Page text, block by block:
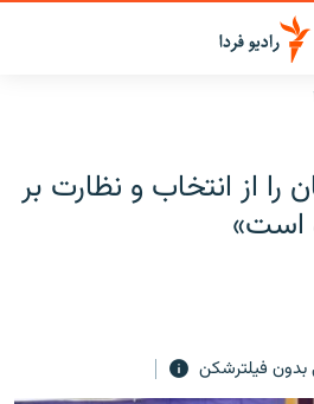
را از انتخاب و نظارت بر
است»
فیلترشکن